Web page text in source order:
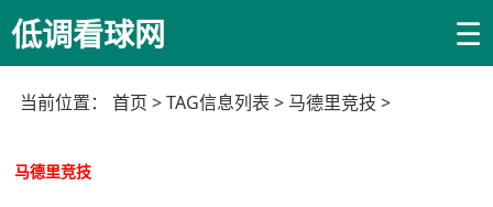
低调看球网 ☰
当前位置： 首页 > TAG信息列表 > 马德里竞技 >
马德里竞技